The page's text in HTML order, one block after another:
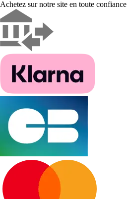
Achetez sur notre site en toute confiance